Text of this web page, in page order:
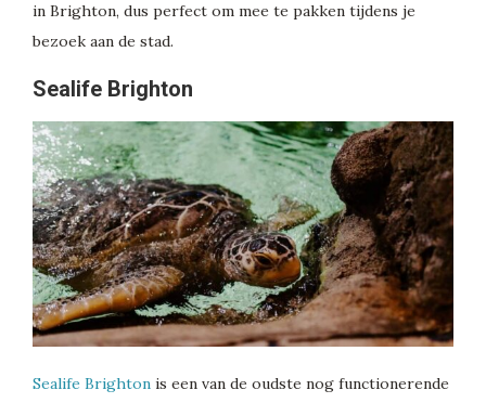
in Brighton, dus perfect om mee te pakken tijdens je
bezoek aan de stad.
Sealife Brighton
Sealife Brighton is een van de oudste nog functionerende